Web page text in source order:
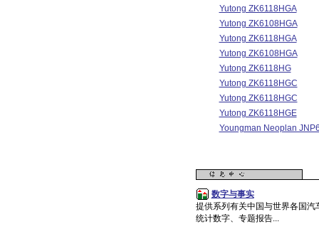
Yutong ZK6118HGA
Yutong ZK6108HGA
Yutong ZK6118HGA
Yutong ZK6108HGA
Yutong ZK6118HG
Yutong ZK6118HGC
Yutong ZK6118HGC
Yutong ZK6118HGE
Youngman Neoplan
数字与事实
提供系列有关中国与世界各国汽
统计数字、专题报告...